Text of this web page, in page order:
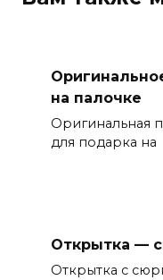
на палочке
Оригинальная
для подарка на
Открытка —
Открытка с